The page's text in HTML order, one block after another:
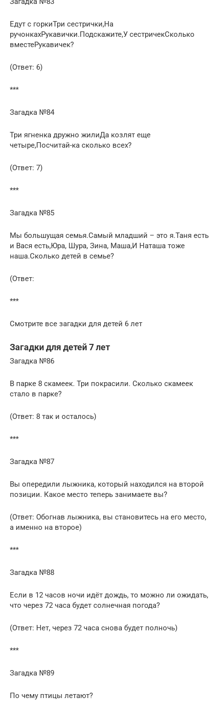
Едут с горкиТри сестрички,На
ручонкахРукавички.Подскажите,У сестричекСколько
вместеРукавичек?
(Ответ: 6)
***
Загадка №84
Три ягненка дружно жилиДа козлят еще
четыре,Посчитай-ка сколько всех?
(Ответ: 7)
***
Загадка №85
Мы большущая семья.Самый младший – это я.Таня есть
и Вася есть,Юра, Шура, Зина, Маша,И Наташа тоже
наша.Сколько детей в семье?
(Ответ:
***
Смотрите все загадки для детей 6 лет
Загадки для детей 7 лет
Загадка №86
В парке 8 скамеек. Три покрасили. Сколько скамеек
стало в парке?
(Ответ: 8 так и осталось)
***
Загадка №87
Вы опередили лыжника, который находился на второй
позиции. Какое место теперь занимаете вы?
(Ответ: Обогнав лыжника, вы становитесь на его место,
а именно на второе)
***
Загадка №88
Если в 12 часов ночи идёт дождь, то можно ли ожидать,
что через 72 часа будет солнечная погода?
(Ответ: Нет, через 72 часа снова будет полночь)
***
Загадка №89
По чему птицы летают?